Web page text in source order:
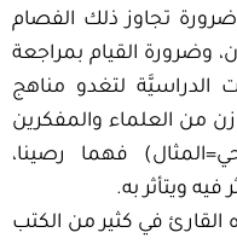
ضرورة تجاوز ذلك الفصام
وضرورة القيام بمراجعة
الدراسيَّة لتغدو مناهج
من العلماء والمفكرين
فهما رصينا،
ويتأثر به.
القارئ في كثير من الكتب